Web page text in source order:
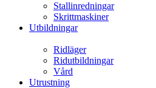
Stallinredningar
Skrittmaskiner
Utbildningar
Ridläger
Ridutbildningar
Vård
Utrustning